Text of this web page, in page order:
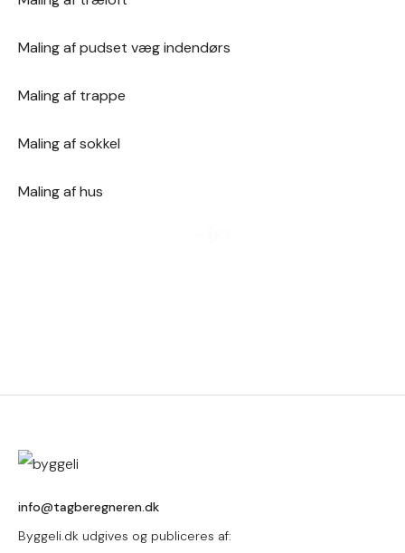
Maling af pudset væg indendørs
Maling af trappe
Maling af sokkel
Maling af hus
info@tagberegneren.dk
Byggeli.dk udgives og publiceres af: